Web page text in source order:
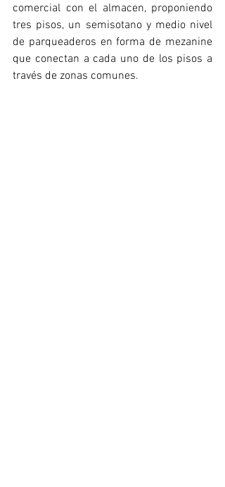
comercial con el almacen, proponiendo
tres pisos, un semisotano y medio nivel
de parqueaderos en forma de mezanine
que conectan a cada uno de los pisos a
través de zonas comunes.